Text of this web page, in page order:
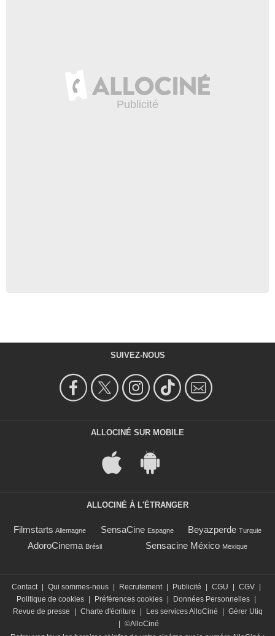
SUIVEZ-NOUS
ALLOCINÉ SUR MOBILE
ALLOCINÉ À L'ÉTRANGER
Filmstarts Allemagne SensaCine Espagne Beyazperde Turquie
AdoroCinema Brésil Sensacine México Mexique
Contact | Qui sommes-nous | Recrutement | Publicité | CGU | CGV |
Politique de cookies | Préférences cookies | Données Personnelles |
Revue de presse
| Charte d'écriture | Les services AlloCiné | Gérer Utiq
| ©AlloCiné